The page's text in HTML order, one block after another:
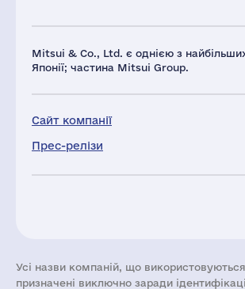
Mitsui & Co., Ltd. є однією з
Японії; частина Mitsui Group.
Сайт компанії
Прес-релізи
Усі назви компаній, що використовуються
призначені виключно заради